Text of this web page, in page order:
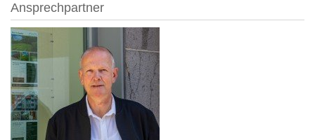
Ansprechpartner